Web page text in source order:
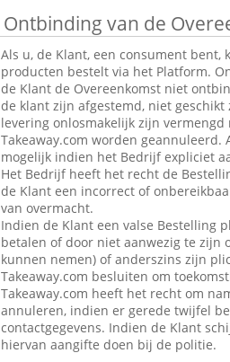
Ontbinding van de
Als u, de Klant, een consument
producten bestelt via het Platform.
de Klant de Overeenkomst niet
de klant zijn afgestemd, niet
levering onlosmakelijk zijn
Takeaway.com worden
mogelijk indien het Bedrijf expliciet
Het Bedrijf heeft het recht de
de Klant een incorrect of
van overmacht.
Indien de Klant een valse Bestelling
betalen of door niet aanwezig te zijn
kunnen nemen) of anderszins zijn
Takeaway.com besluiten om
Takeaway.com heeft het recht om
annuleren, indien er gerede twijfel
contactgegevens. Indien de Klant
hiervan aangifte doen bij de politie.